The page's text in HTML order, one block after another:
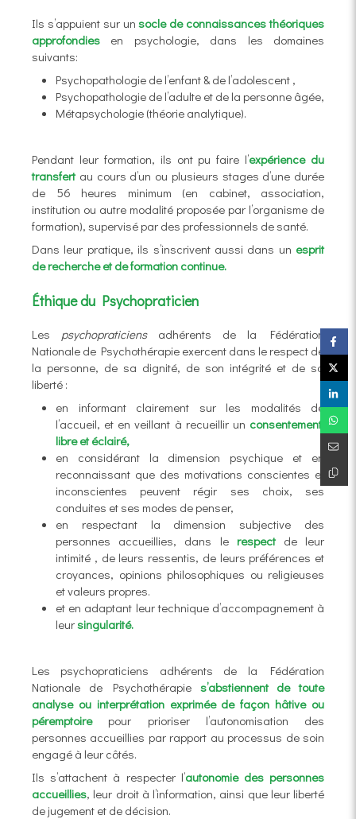
Ils s’appuient sur unsocle de connaissances théoriques
approfondies en psychologie, dans les domaines
suivants:
Psychopathologie de l’enfant & de l’adolescent ,
Psychopathologie de l’adulte et de la personne âgée,
Métapsychologie (théorie analytique).
Pendant leur formation, ils ont pu faire l’expérience du
transfertau cours d’un ou plusieurs stages d’une durée
de 56 heures minimum (en cabinet, association,
institution ou autre modalité proposée par l’organisme de
formation), supervisé par des professionnels de santé.
Dans leur pratique, ils s’inscrivent aussi dans un esprit
de recherche et de formation continue.
Éthique du Psychopraticien
Les psychopraticiensadhérents de la Fédération
Nationale de Psychothérapie exercent dans le respect de
la personne, de sa dignité, de son intégrité et de sa
liberté :
en informant clairement sur les modalités de
l’accueil, et en veillant à recueillir un consentement
libre et éclairé,
en considérant la dimension psychique et en
reconnaissant que des motivations conscientes et
inconscientes peuvent régir ses choix, ses
conduites et ses modes de penser,
en respectant la dimension subjective des
personnes accueillies, dans le respect de leur
intimité , de leurs ressentis, de leurs préférences et
croyances, opinions philosophiques ou religieuses
et valeurs propres.
et en adaptant leur technique d’accompagnement à
leursingularité.
Les psychopraticiens adhérents de la Fédération
Nationale de Psychothérapie s’abstiennent de toute
analyse ou interprétation exprimée de façon hâtive ou
péremptoire pour prioriser l’autonomisation des
personnes accueillies par rapport au processus de soin
engagé à leur côtés.
Ils s’attachent à respecter l’autonomie des personnes
accueillies, leur droit à l’information, ainsi que leur liberté
de jugement et de décision.